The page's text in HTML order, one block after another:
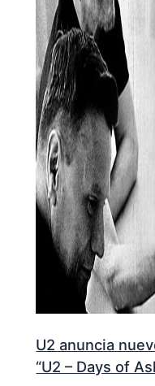
U2 anuncia
“U2 – Days of